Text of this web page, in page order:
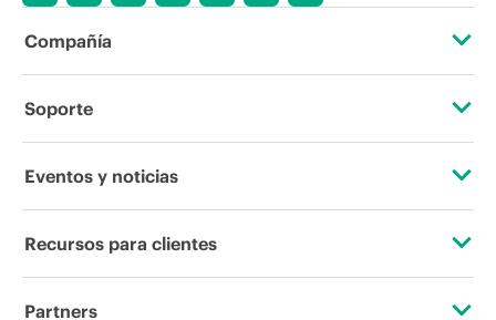
Compañía
Acerca de HPE
Responsabilidad corporativa
Laboratorios HPE
Soporte
Servicios de soporte operativo
Eventos y noticias
Eventos
Recursos para clientes
Contacta con nosotros
Partners